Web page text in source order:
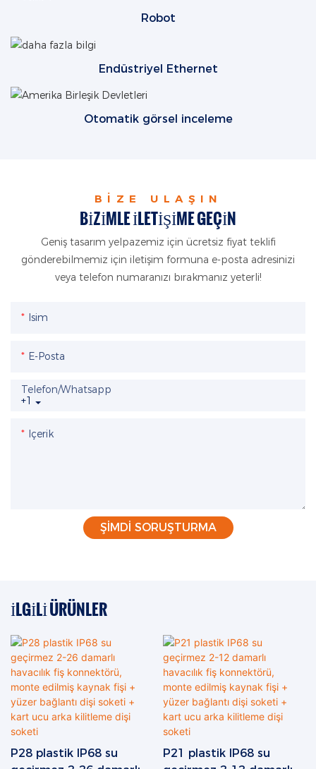
Robot
Endüstriyel Ethernet
Otomatik görsel inceleme
BIZE ULAŞIN
BIZIMLE ILETIŞIME GEÇIN
Geniş tasarım yelpazemiz için ücretsiz fiyat teklifi
gönderebilmemiz için iletişim formuna e-posta adresinizi
veya telefon numaranızı bırakmanız yeterli!
Isim
E-Posta
+1
Telefon/whatsapp
Içerik
ŞIMDI SORUŞTURMA
İLGILI ÜRÜNLER
P28 plastik IP68 su
P21 plastik IP68 su